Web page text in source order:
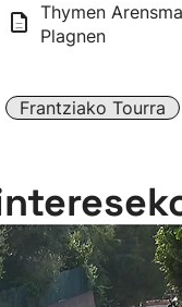
Thymen
Plagnen
Frantziako Tourra